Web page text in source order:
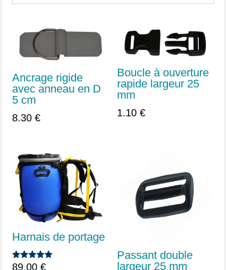
Ancrage rigide
avec anneau en D
5 cm
8.30€
Boucle à ouverture
rapide largeur 25
mm
1.10 €
Harnais de portage
Note
89.00€
Passant double
largeur 25 mm